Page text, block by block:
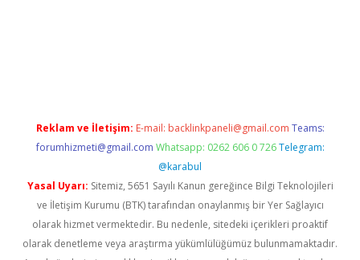
Reklam ve İletişim: E-mail: backlinkpaneli@gmail.com Teams:
forumhizmeti@gmail.com Whatsapp: 0262 606 0 726 Telegram:
@karabul
Yasal Uyarı: Sitemiz, 5651 Sayılı Kanun gereğince Bilgi Teknolojileri
ve İletişim Kurumu (BTK) tarafından onaylanmış bir Yer Sağlayıcı
olarak hizmet vermektedir. Bu nedenle, sitedeki içerikleri proaktif
olarak denetleme veya araştırma yükümlülüğümüz bulunmamaktadır.